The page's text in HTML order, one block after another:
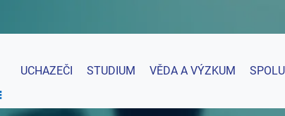
UCHAZEČI STUDIUM VĚDA A VÝZKUM